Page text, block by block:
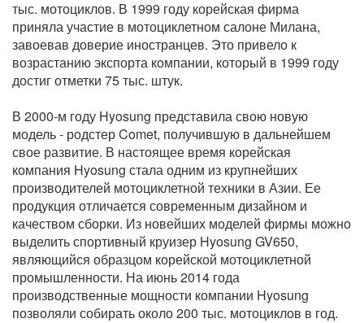
тыс. мотоциклов. В 1999 году корейская фирма
приняла участие в мотоциклетном салоне Милана,
завоевав доверие иностранцев. Это привело к
возрастанию экспорта компании, который в 1999 году
достиг отметки 75 тыс. штук.
В 2000-м году Hyosung представила свою новую
модель - родстер Comet, получившую в дальнейшем
свое развитие. В настоящее время корейская
компания Hyosung стала одним из крупнейших
производителей мотоциклетной техники в Азии. Ее
продукция отличается современным дизайном и
качеством сборки. Из новейших моделей фирмы можно
выделить спортивный круизер Hyosung GV650,
являющийся образцом корейской мотоциклетной
промышленности. На июнь 2014 года
производственные мощности компании Hyosung
позволяли собирать около 200 тыс. мотоциклов в год.